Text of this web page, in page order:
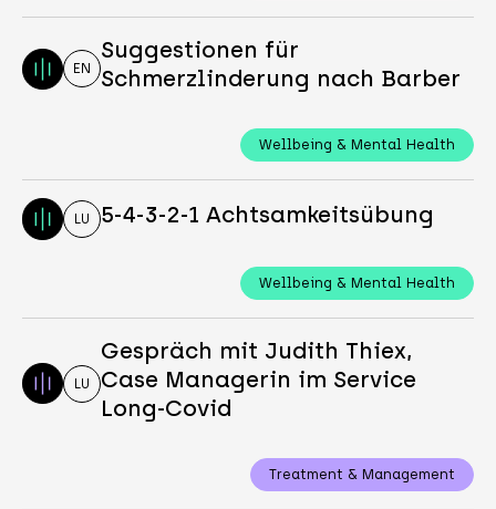
EN
Suggestionen für
Schmerzlinderung nach Barber
Wellbeing & Mental Health
LU 5-4-3-2-1 Achtsamkeitsübung
Wellbeing & Mental Health
LU
Gespräch mit Judith Thiex,
Case Managerin im Service
Long-Covid
Treatment & Management